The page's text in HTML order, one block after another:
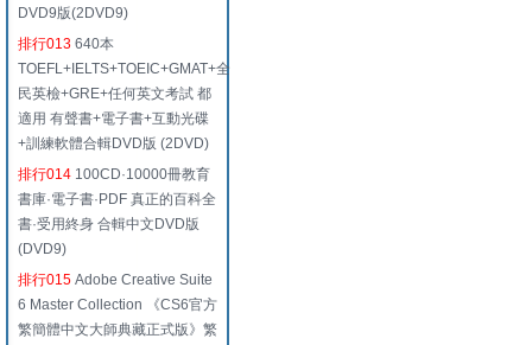
DVD9版(2DVD9)
排行013 640本
TOEFL+IELTS+TOEIC+GMAT+全
民英檢+GRE+任何英文考試 都
適用 有聲書+電子書+互動光碟
+訓練軟體合輯DVD版 (2DVD)
排行014 100CD·10000冊教育
書庫·電子書·PDF 真正的百科全
書·受用終身 合輯中文DVD版
(DVD9)
排行015 Adobe Creative Suite
6 Master Collection 《CS6官方
繁簡體中文大師典藏正式版》繁